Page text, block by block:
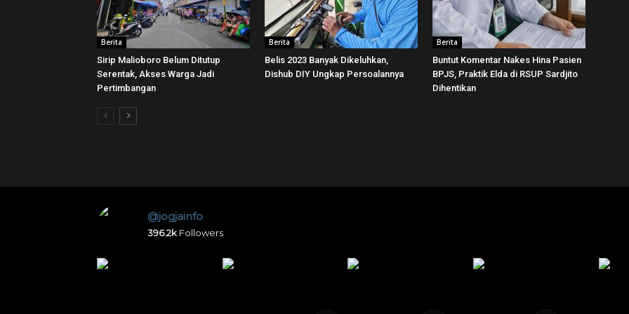
Berita
Sirip Malioboro Belum Ditutup
Serentak, Akses Warga Jadi
Pertimbangan
Berita
Belis 2023 Banyak Dikeluhkan,
Dishub DIY Ungkap Persoalannya
Berita
Buntut Komentar Nakes Hina Pasien
BPJS, Praktik Elda di RSUP Sardjito
Dihentikan
@jogjainfo
396.2k Followers